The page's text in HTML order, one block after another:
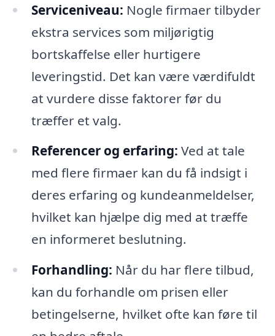
Serviceniveau: Nogle firmaer tilbyder
ekstra services som miljørigtig
bortskaffelse eller hurtigere
leveringstid. Det kan være værdifuldt
at vurdere disse faktorer før du
træffer et valg.
Referencer og erfaring: Ved at tale
med flere firmaer kan du få indsigt i
deres erfaring og kundeanmeldelser,
hvilket kan hjælpe dig med at træffe
en informeret beslutning.
Forhandling: Når du har flere tilbud,
kan du forhandle om prisen eller
betingelserne, hvilket ofte kan føre til